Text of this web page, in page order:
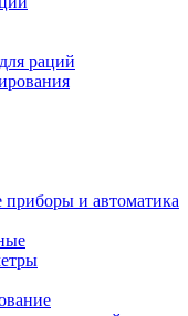
раций
и автоматика